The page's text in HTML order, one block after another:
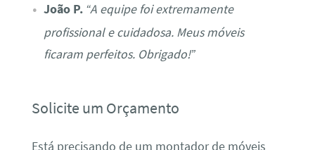
João P. “A equipe foi extremamente
profissional e cuidadosa. Meus móveis
ficaram perfeitos. Obrigado!”
Solicite um Orçamento
Está precisando de um montador de móveis